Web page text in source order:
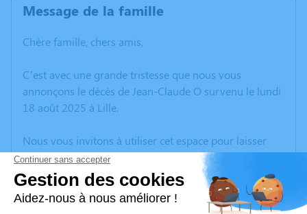
Message de la famille
Chère famille, chers amis,
C’est avec une grande tristesse que nous vous
annonçons le décès de Jean-Claude O survenu le lundi
18 août 2025 à Lille.
Nous vous invitons à utiliser cet espace pour laisser
vos condoléances, partager des photos souvenirs, une
anecdote ou exprimer vos pensées à travers des
poèmes ou des textes. Cet endroit est un lieu
d'expression dédié à honorer la mémoire de Jean-